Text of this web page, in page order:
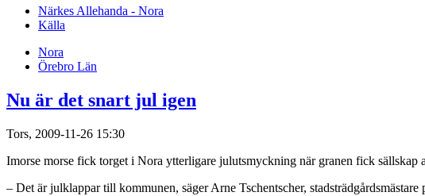
Närkes Allehanda - Nora
Källa
Nora
Örebro Län
Nu är det snart jul igen
Tors, 2009-11-26 15:30
Imorse morse fick torget i Nora ytterligare julutsmyckning när granen fick sällskap
– Det är julklappar till kommunen, säger Arne Tschentscher,